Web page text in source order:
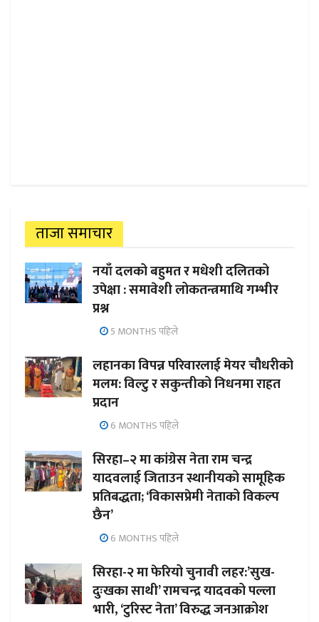
ताजा समाचार
नयाँ दलको बहुमत र मधेशी दलितको
उपेक्षा : समावेशी लोकतन्त्रमाथि गम्भीर
प्रश्न
5 MONTHS पहिले
लहानका विपन्न परिवारलाई मेयर चौधरीको
मलम: विल्टु र सकुन्तीको निधनमा राहत
प्रदान
6 MONTHS पहिले
सिरहा–२ मा कांग्रेस नेता राम चन्द्र
यादवलाई जिताउन स्थानीयको सामूहिक
प्रतिबद्धता; ‘विकासप्रेमी नेताको विकल्प
छैन’
6 MONTHS पहिले
सिरहा-२ मा फेरियो चुनावी लहर:’सुख-
दुःखका साथी’ रामचन्द्र यादवको पल्ला
भारी, ‘टुरिस्ट नेता’ विरुद्ध जनआक्रोश